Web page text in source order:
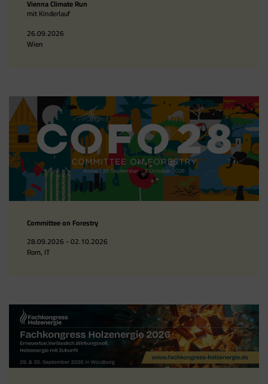
Vienna Climate Run
mit Kinderlauf
26.09.2026
Wien
Committee on Forestry
28.09.2026 - 02.10.2026
Rom, IT
Google Tag Manager
Der Google Tag Manager setzt keine Cookies
Google Analytics über den Tag Manager
einbinden, werden Cookies gesetzt. Diese
Cookies stammen aber von Google Analytics
und nicht vom Tag Manager selbst.